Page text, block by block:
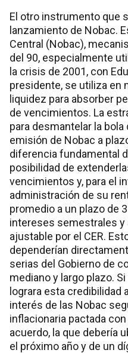
El otro instrumento que
lanzamiento de Nobac.
Central (Nobac),
del 90, especialmente
la crisis de 2001, con
presidente, se utiliza en
liquidez para absorber
de vencimientos. La
para desmantelar la
emisión de Nobac a
diferencia fundamental
posibilidad de
vencimientos y, para el
administración de su
promedio a un plazo de
intereses semestrales
ajustable por el CER.
dependerían
serias del Gobierno de
mediano y largo plazo.
lograra esta credibilidad
interés de las Nobac
inflacionaria pactada con
acuerdo, la que debería
el próximo año y de un